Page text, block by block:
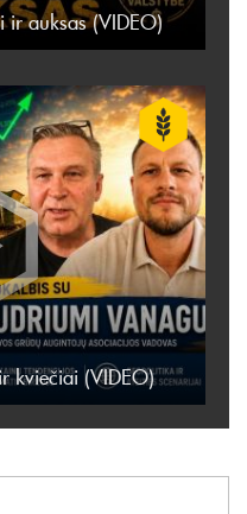
ir auksas (VIDEO)
kviečiai (VIDEO)